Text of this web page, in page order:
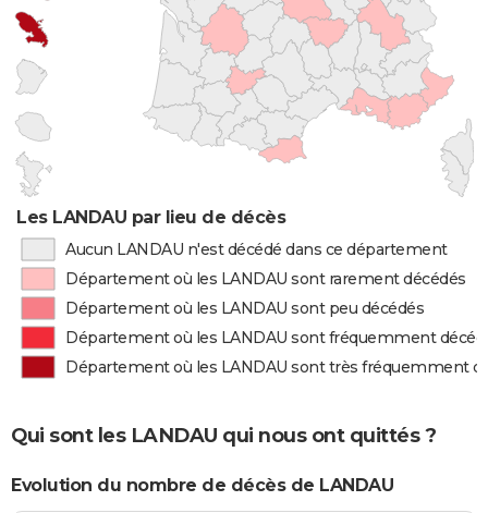
Les LANDAU par lieu de décès
Aucun LANDAU n'est décédé dans ce département
Département où les LANDAU sont rarement décédés
Département où les LANDAU sont peu décédés
Département où les LANDAU sont fréquemment
Département où les LANDAU sont très fréquemment
Qui sont les LANDAU qui nous ont quittés ?
Evolution du nombre de décès de LANDAU